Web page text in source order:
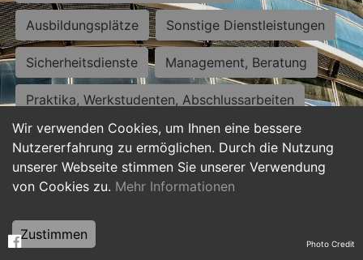
Wir verwenden Cookies, um Ihnen eine bessere
Nutzererfahrung zu ermöglichen. Durch die Nutzung
unserer Webseite stimmen Sie unserer Verwendung
von Cookies zu. Mehr Informationen
Zustimmen
Ausbildungsplätze Sonstige Dienstleistungen
Sicherheitsdienste Management, Beratung
Praktika, Werkstudenten, Abschlussarbeiten
Personalwesen Assistenz, Sekretariat
Hilfskräfte, Aushilfs- und Nebenjobs
Weiterbildung, Studium, duale Ausbildung Photo Credit